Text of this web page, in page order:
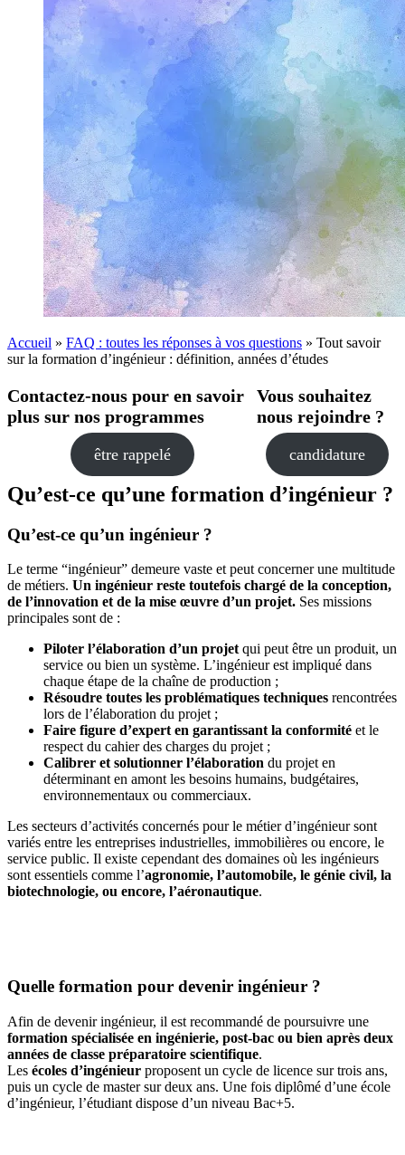
Accueil » FAQ : toutes les réponses à vos questions » Tout savoir
sur la formation d’ingénieur : définition, années d’études
Contactez-nous pour en savoir
plus sur nos programmes
être rappelé
Vous souhaitez
nous rejoindre ?
candidature
Qu’est-ce qu’une formation d’ingénieur ?
Qu’est-ce qu’un ingénieur ?
Le terme “ingénieur” demeure vaste et peut concerner une multitude
de métiers. Un ingénieur reste toutefois chargé de la conception,
de l’innovation et de la mise œuvre d’un projet. Ses missions
principales sont de :
Piloter l’élaboration d’un projet qui peut être un produit, un
service ou bien un système. L’ingénieur est impliqué dans
chaque étape de la chaîne de production ;
Résoudre toutes les problématiques techniques rencontrées
lors de l’élaboration du projet ;
Faire figure d’expert en garantissant la conformité et le
respect du cahier des charges du projet ;
Calibrer et solutionner l’élaboration du projet en
déterminant en amont les besoins humains, budgétaires,
environnementaux ou commerciaux.
Les secteurs d’activités concernés pour le métier d’ingénieur sont
variés entre les entreprises industrielles, immobilières ou encore, le
service public. Il existe cependant des domaines où les ingénieurs
sont essentiels comme l’agronomie, l’automobile, le génie civil, la
biotechnologie, ou encore, l’aéronautique.
Quelle formation pour devenir ingénieur ?
Afin de devenir ingénieur, il est recommandé de poursuivre une
formation spécialisée en ingénierie, post-bac ou bien après deux
années de classe préparatoire scientifique.
Les écoles d’ingénieur proposent un cycle de licence sur trois ans,
puis un cycle de master sur deux ans. Une fois diplômé d’une école
d’ingénieur, l’étudiant dispose d’un niveau Bac+5.